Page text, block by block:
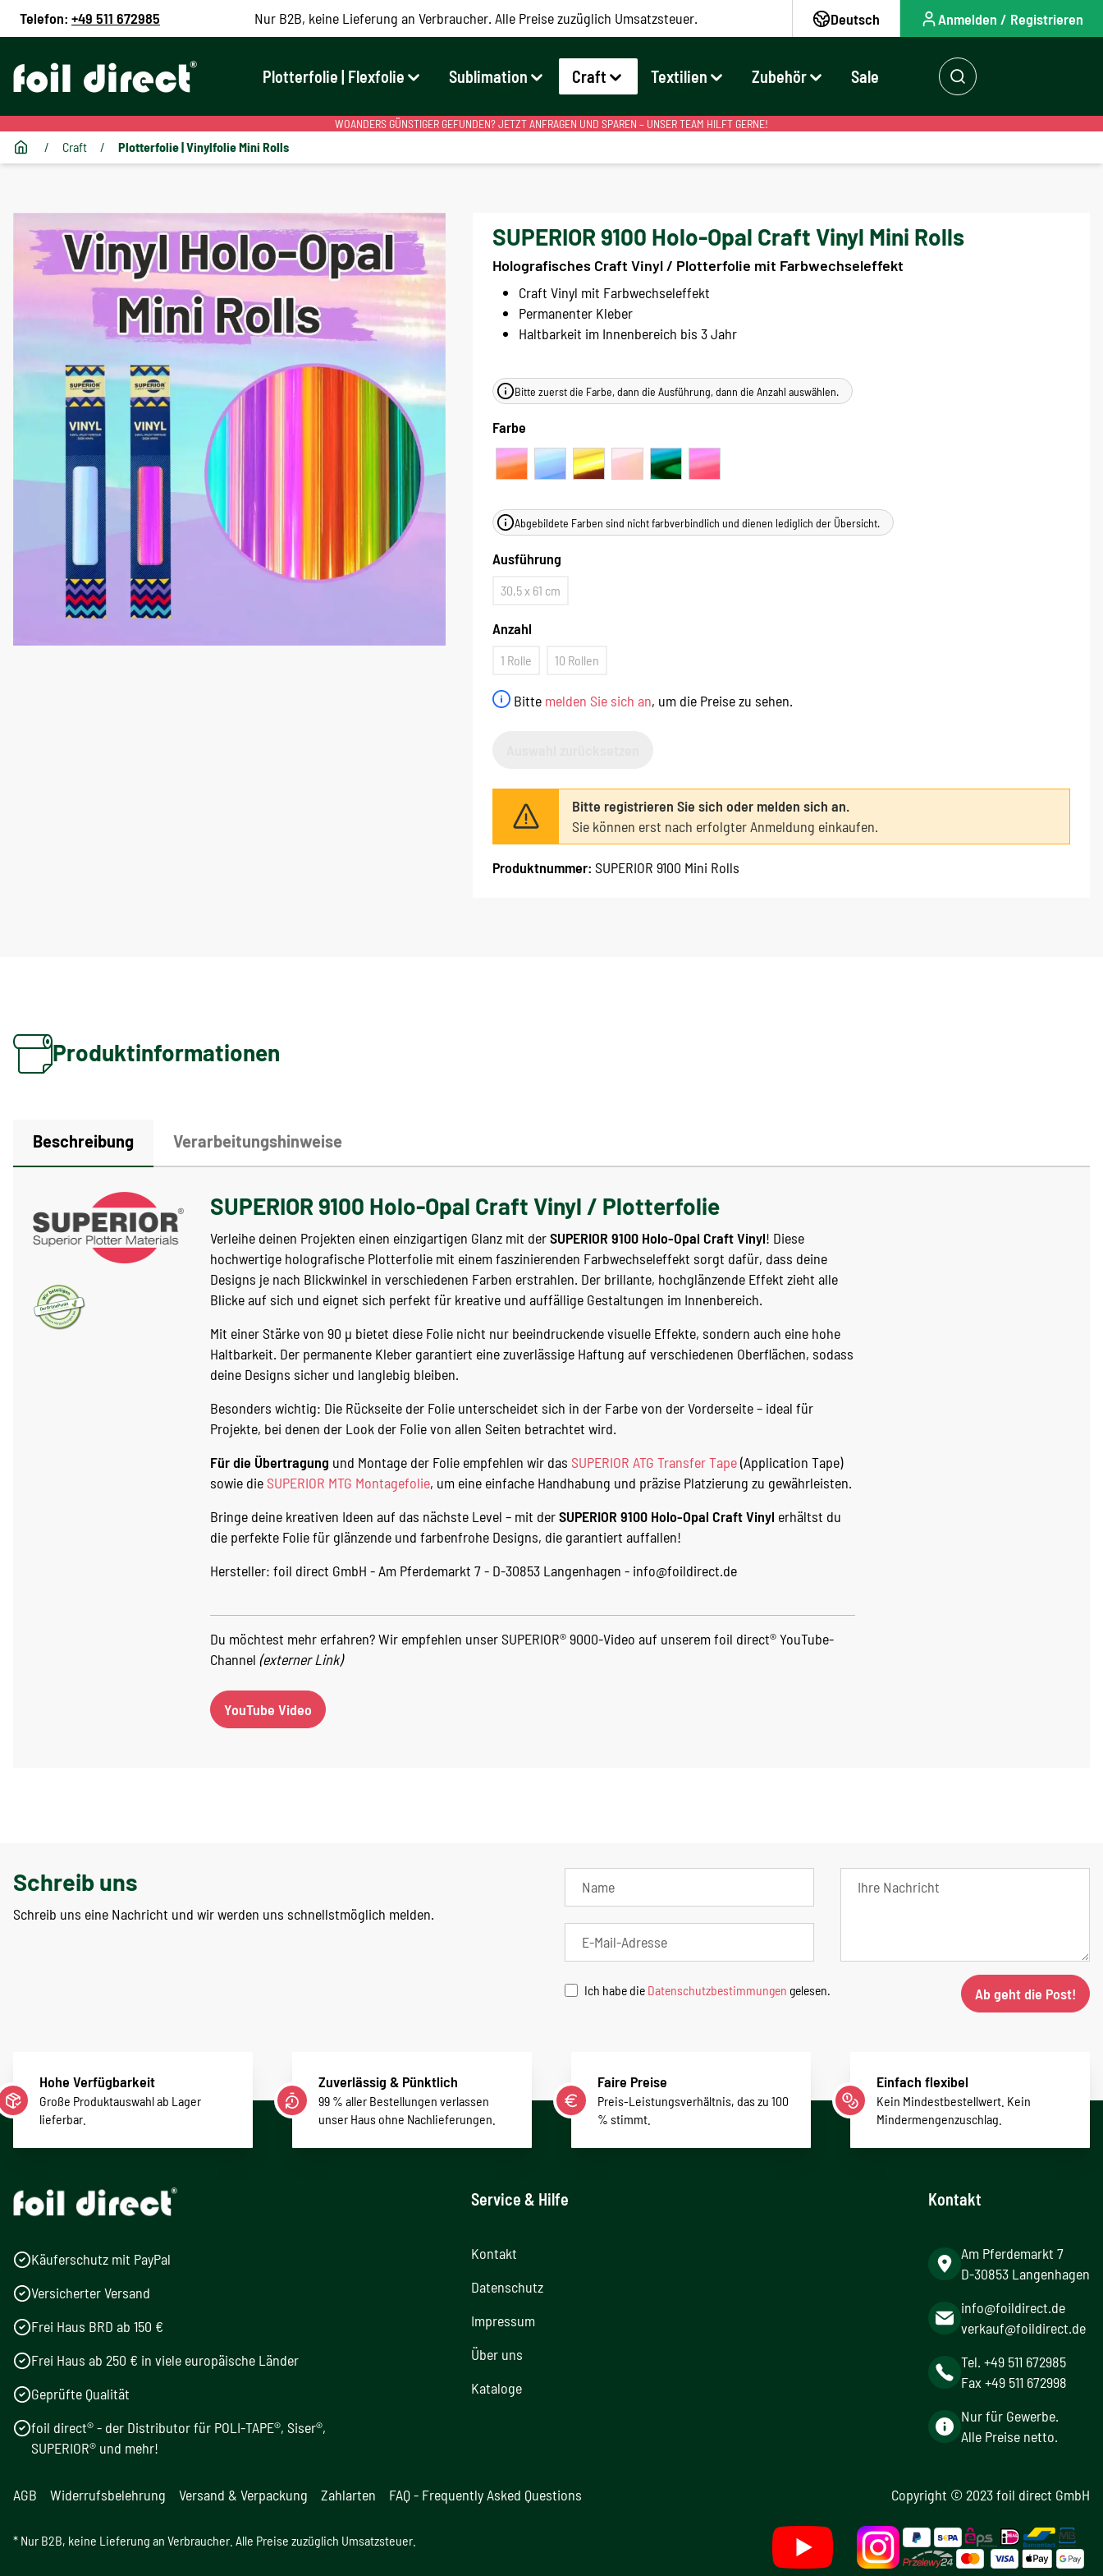
Telefon: +49 511 672985 Nur B2B, keine Lieferung an Verbraucher. Alle Preise zuzüglich Umsatzsteuer. Deutsch Anmelden / Registrieren
Plotterfolie | Flexfolie Sublimation Craft Textilien Zubehör Sale
WOANDERS GÜNSTIGER GEFUNDEN? JETZT ANFRAGEN UND SPAREN – UNSER TEAM HILFT GERNE!
/ Craft / Plotterfolie | Vinylfolie Mini Rolls
SUPERIOR 9100 Holo-Opal Craft Vinyl Mini Rolls
Holografisches Craft Vinyl / Plotterfolie mit Farbwechseleffekt
Craft Vinyl mit Farbwechseleffekt
Permanenter Kleber
Haltbarkeit im Innenbereich bis 3 Jahr
Bitte melden Sie sich an, um die Preise zu sehen.
Bitte zuerst die Farbe, dann die Ausführung, dann die Anzahl auswählen.
Farbe
Abgebildete Farben sind nicht farbverbindlich und dienen lediglich der Übersicht.
Ausführung
30,5 x 61 cm
Anzahl
1 Rolle 10 Rollen
Bitte registrieren Sie sich oder melden sich an.
Sie können erst nach erfolgter Anmeldung einkaufen.
Produktnummer: SUPERIOR 9100 Mini Rolls
Produktinformationen
Beschreibung Verarbeitungshinweise
SUPERIOR 9100 Holo-Opal Craft Vinyl / Plotterfolie
Verleihe deinen Projekten einen einzigartigen Glanz mit derSUPERIOR 9100 Holo-Opal Craft Vinyl! Diese
hochwertige holografische Plotterfolie mit einem faszinierenden Farbwechseleffekt sorgt dafür, dass deine
Designs je nach Blickwinkel in verschiedenen Farben erstrahlen. Der brillante, hochglänzende Effekt zieht alle
Blicke auf sich und eignet sich perfekt für kreative und auffällige Gestaltungen im Innenbereich.
Mit einer Stärke von 90 µ bietet diese Folie nicht nur beeindruckende visuelle Effekte, sondern auch eine hohe
Haltbarkeit. Der permanente Kleber garantiert eine zuverlässige Haftung auf verschiedenen Oberflächen, sodass
deine Designs sicher und langlebig bleiben.
Besonders wichtig: Die Rückseite der Folie unterscheidet sich in der Farbe von der Vorderseite – ideal für
Projekte, bei denen der Look der Folie von allen Seiten betrachtet wird.
Für die Übertragung und Montage der Folie empfehlen wir das SUPERIOR ATG Transfer Tape(Application Tape)
sowie die SUPERIOR MTG Montagefolie, um eine einfache Handhabung und präzise Platzierung zu gewährleisten.
Bringe deine kreativen Ideen auf das nächste Level – mit derSUPERIOR 9100 Holo-Opal Craft Vinyl erhältst du
die perfekte Folie für glänzende und farbenfrohe Designs, die garantiert auffallen!
Hersteller: foil direct GmbH - Am Pferdemarkt 7 - D-30853 Langenhagen - info@foildirect.de
Du möchtest mehr erfahren? Wir empfehlen unser SUPERIOR® 9000-Video auf unserem foil direct® YouTube-
Channel (externer Link)
YouTube Video
Schreib uns
Schreib uns eine Nachricht und wir werden uns schnellstmöglich melden.
Ich habe die Datenschutzbestimmungen gelesen. Ab geht die Post!
Hohe Verfügbarkeit
Große Produktauswahl ab Lager
lieferbar.
Zuverlässig & Pünktlich
99 % aller Bestellungen verlassen
unser Haus ohne Nachlieferungen.
Faire Preise
Preis-Leistungsverhältnis, das zu 100
% stimmt.
Einfach flexibel
Kein Mindestbestellwert. Kein
Mindermengenzuschlag.
Käuferschutz mit PayPal
Versicherter Versand
Frei Haus BRD ab 150 €
Frei Haus ab 250 € in viele europäische Länder
Geprüfte Qualität
foil direct® - der Distributor für POLI-TAPE®, Siser®,
SUPERIOR® und mehr!
Service & Hilfe
Kontakt
Datenschutz
Impressum
Über uns
Kataloge
Kontakt
Am Pferdemarkt 7
D-30853 Langenhagen
info@foildirect.de
verkauf@foildirect.de
Tel. +49 511 672985
Fax +49 511 672998
Nur für Gewerbe.
Alle Preise netto.
AGB Widerrufsbelehrung Versand & Verpackung Zahlarten FAQ - Frequently Asked Questions Copyright © 2023 foil direct GmbH
* Nur B2B, keine Lieferung an Verbraucher. Alle Preise zuzüglich Umsatzsteuer.